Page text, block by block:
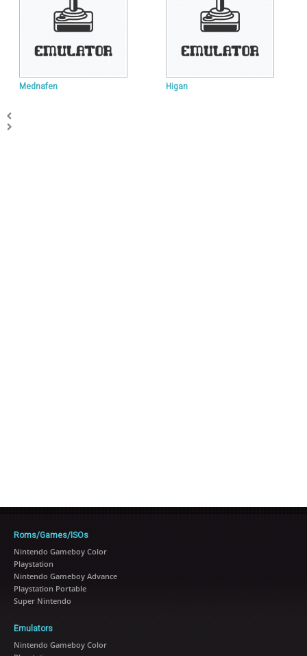
Mednafen Higan
Roms/Games/ISOs
Nintendo Gameboy Color
Playstation
Nintendo Gameboy Advance
Playstation Portable
Super Nintendo
Emulators
Nintendo Gameboy Color